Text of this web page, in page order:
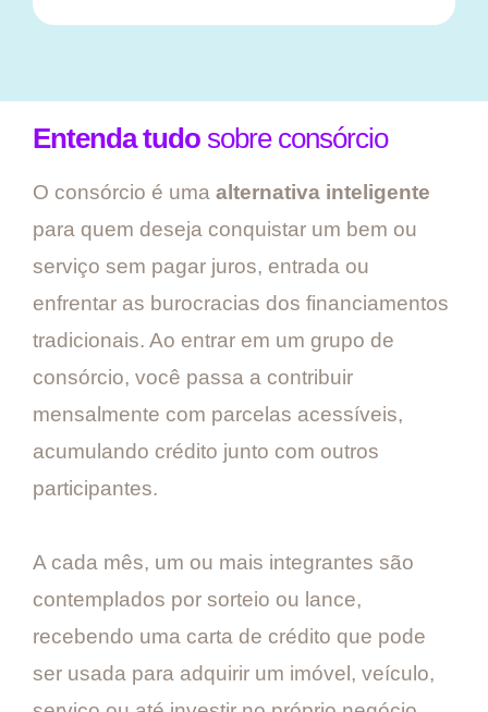
Entenda tudo sobre consórcio
O consórcio é uma alternativa inteligente
para quem deseja conquistar um bem ou
serviço sem pagar juros, entrada ou
enfrentar as burocracias dos financiamentos
tradicionais. Ao entrar em um grupo de
consórcio, você passa a contribuir
mensalmente com parcelas acessíveis,
acumulando crédito junto com outros
participantes.
A cada mês, um ou mais integrantes são
contemplados por sorteio ou lance,
recebendo uma carta de crédito que pode
ser usada para adquirir um imóvel, veículo,